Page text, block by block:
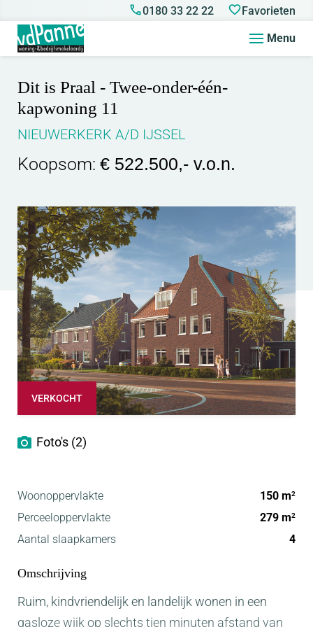
0180 33 22 22 Favorieten
Menu
Dit is Praal - Twee-onder-één-
kapwoning 11
NIEUWERKERK A/D IJSSEL
Koopsom: € 522.500,- v.o.n.
VERKOCHT
Foto's (2)
Woonoppervlakte 150 m2
Perceeloppervlakte 279 m2
Aantal slaapkamers 4
Omschrijving
Ruim, kindvriendelijk en landelijk wonen in een
gasloze wijk op slechts tien minuten afstand van